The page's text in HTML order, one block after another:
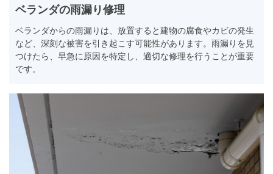
ベランダの雨漏り修理
ベランダからの雨漏りは、放置すると建物の腐食やカビの発生
など、深刻な被害を引き起こす可能性があります。雨漏りを見
つけたら、早急に原因を特定し、適切な修理を行うことが重要
です。